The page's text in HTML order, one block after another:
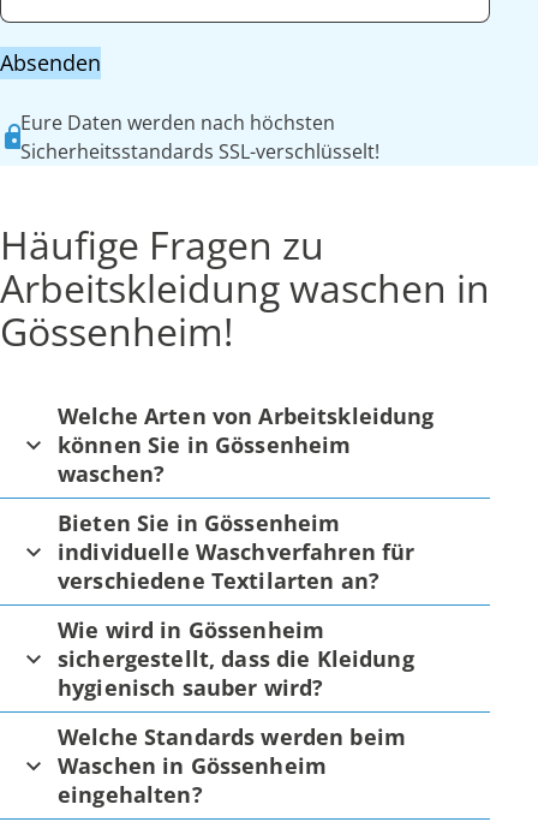
Absenden
Eure Daten werden nach höchsten
Sicherheitsstandards SSL-verschlüsselt!
Häufige Fragen zu
Arbeitskleidung waschen in
Gössenheim!
Welche Arten von Arbeitskleidung
können Sie in Gössenheim
waschen?
Bieten Sie in Gössenheim
individuelle Waschverfahren für
verschiedene Textilarten an?
Wie wird in Gössenheim
sichergestellt, dass die Kleidung
hygienisch sauber wird?
Welche Standards werden beim
Waschen in Gössenheim
eingehalten?